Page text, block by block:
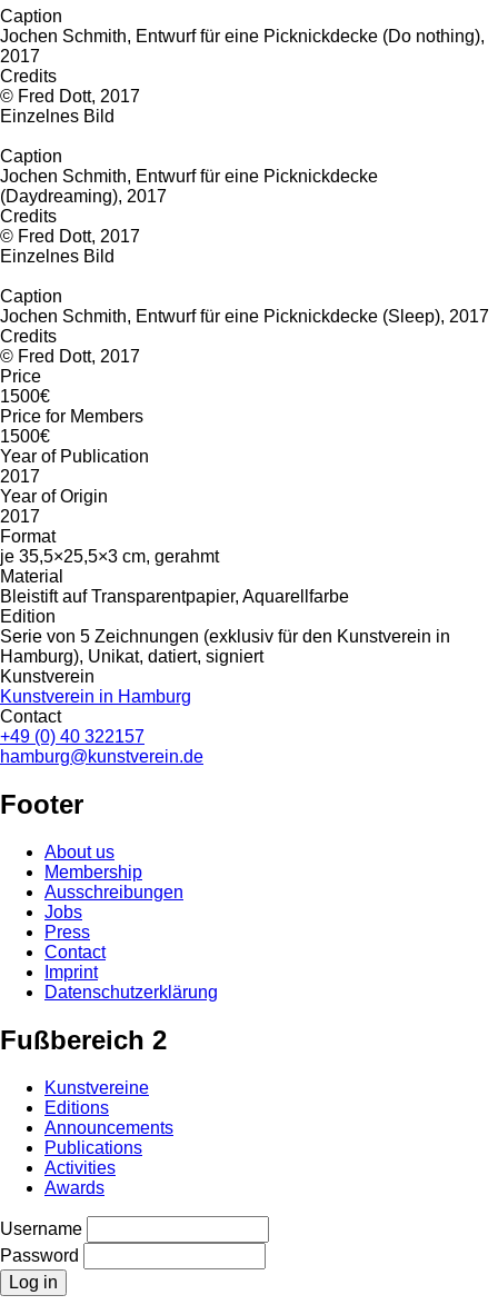
Caption
Jochen Schmith, Entwurf für eine Picknickdecke (Do nothing),
2017
Credits
© Fred Dott, 2017
Einzelnes Bild
Caption
Jochen Schmith, Entwurf für eine Picknickdecke
(Daydreaming), 2017
Credits
© Fred Dott, 2017
Einzelnes Bild
Caption
Jochen Schmith, Entwurf für eine Picknickdecke (Sleep), 2017
Credits
© Fred Dott, 2017
Price
1500€
Price for Members
1500€
Year of Publication
2017
Year of Origin
2017
Format
je 35,5×25,5×3 cm, gerahmt
Material
Bleistift auf Transparentpapier, Aquarellfarbe
Edition
Serie von 5 Zeichnungen (exklusiv für den Kunstverein in
Hamburg), Unikat, datiert, signiert
Kunstverein
Kunstverein in Hamburg
Contact
+49 (0) 40 322157
hamburg@kunstverein.de
Footer
About us
Membership
Ausschreibungen
Jobs
Press
Contact
Imprint
Datenschutzerklärung
Fußbereich 2
Kunstvereine
Editions
Announcements
Publications
Activities
Awards
Username
Password